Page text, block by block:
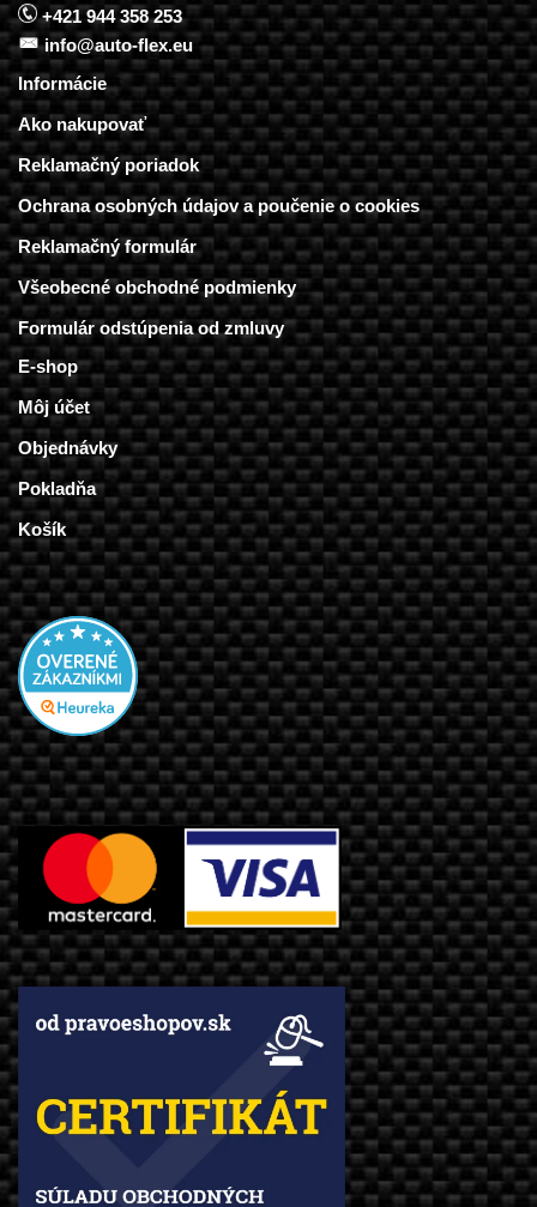
+421 944 358 253
info@auto-flex.eu
Informácie
Ako nakupovať
Reklamačný poriadok
Ochrana osobných údajov a poučenie o cookies
Reklamačný formulár
Všeobecné obchodné podmienky
Formulár odstúpenia od zmluvy
E-shop
Môj účet
Objednávky
Pokladňa
Košík